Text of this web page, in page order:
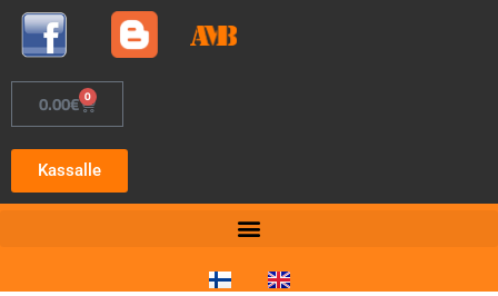
0.00€ 0
Kassalle